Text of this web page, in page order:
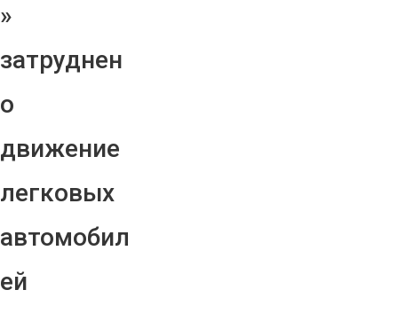
»
затруднен
о
движение
легковых
автомобил
ей